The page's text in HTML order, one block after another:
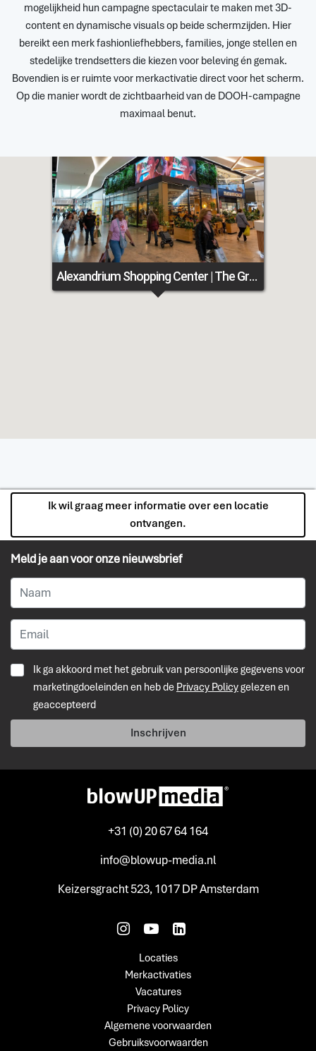
mogelijkheid hun campagne spectaculair te maken met 3D-
content en dynamische visuals op beide schermzijden. Hier
bereikt een merk fashionliefhebbers, families, jonge stellen en
stedelijke trendsetters die kiezen voor beleving én gemak.
Bovendien is er ruimte voor merkactivatie direct voor het scherm.
Op die manier wordt de zichtbaarheid van de DOOH-campagne
maximaal benut.
Alexandrium Shopping Center | The Green® Alexandrium
Ik wil graag meer informatie over een locatie
ontvangen.
Meld je aan voor onze nieuwsbrief
Ik ga akkoord met het gebruik van persoonlijke gegevens voor
marketingdoeleinden en heb de Privacy Policygelezen en
geaccepteerd
Inschrijven
+31 (0) 20 67 64 164
info@blowup-media.nl
Keizersgracht 523, 1017 DP Amsterdam
Locaties
Merkactivaties
Vacatures
Privacy Policy
Algemene voorwaarden
Gebruiksvoorwaarden